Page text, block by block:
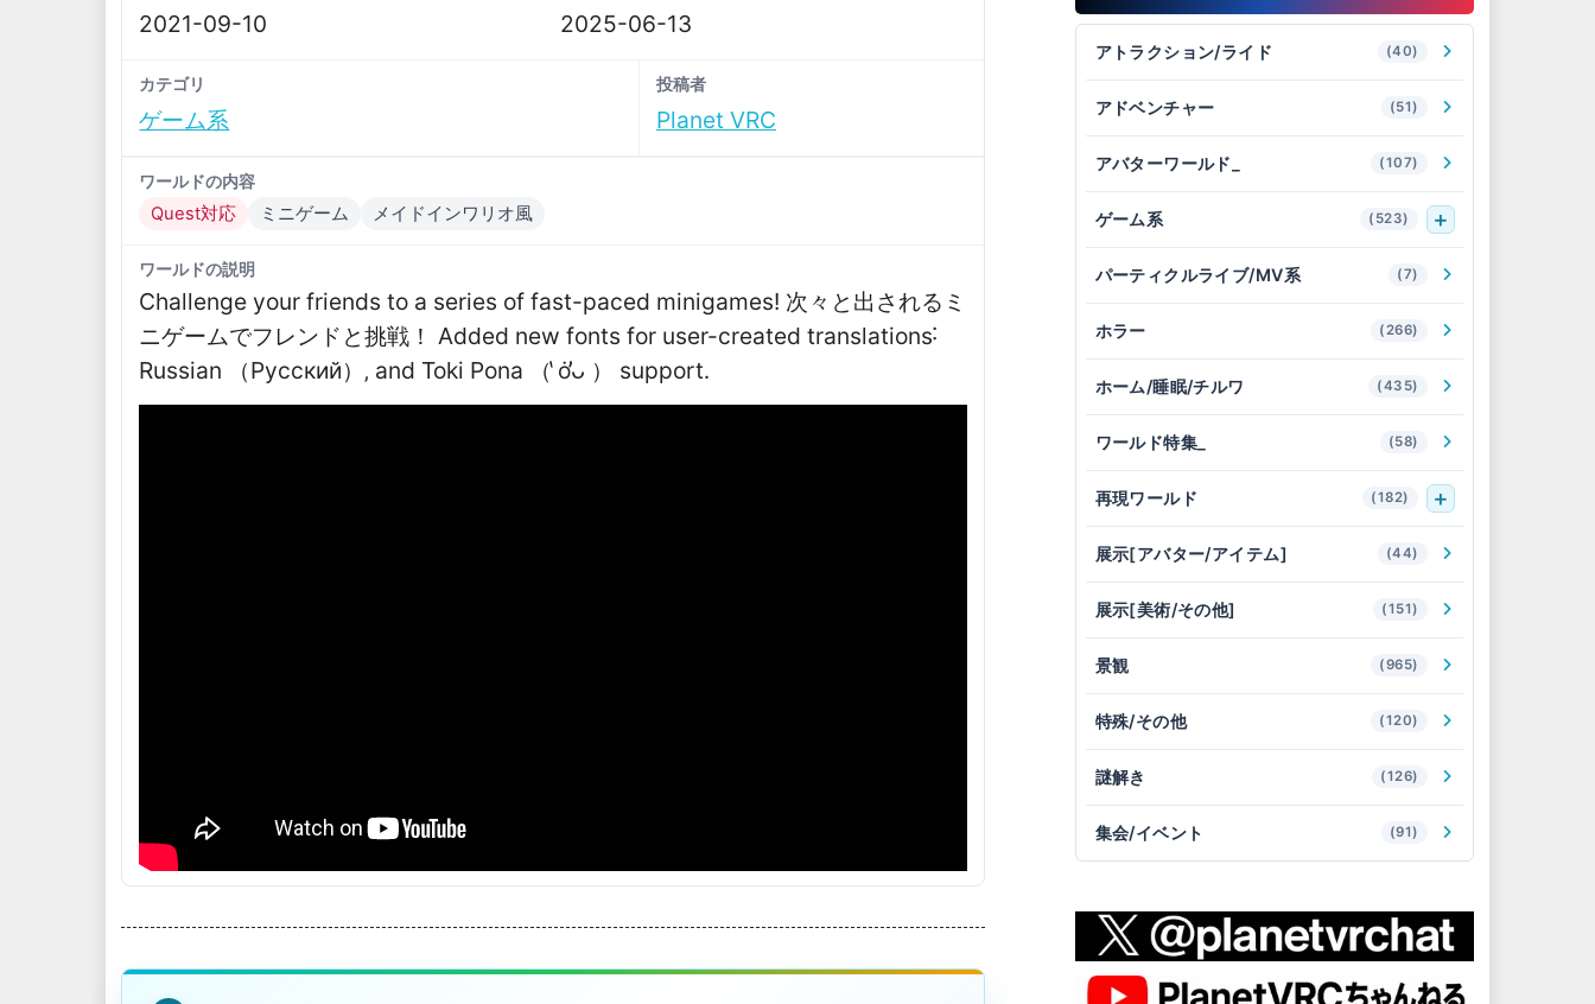
2021-09-10 2025-06-13
カテゴリ
ゲーム系
投稿者
Planet VRC
ワールドの内容
Quest対応 ミニゲーム メイドインワリオ風
ワールドの説明
Challenge your friends to a series of fast-paced minigamesǃ 次々と出されるミ
ニゲームでフレンドと挑戦！ Added new fonts for user-created translations˸
Russian （Русский）‚ and Toki Pona （ ̔ȯ̕ᴗ ） support․
アトラクション/ライド (40)
アドベンチャー (51)
アバターワールド_ (107)
ゲーム系 (523)
パーティクルライブ/MV系 (7)
ホラー (266)
ホーム/睡眠/チルワ (435)
ワールド特集_ (58)
再現ワールド (182)
展示[アバター/アイテム] (44)
展示[美術/その他] (151)
景観 (965)
特殊/その他 (120)
謎解き (126)
集会/イベント (91)